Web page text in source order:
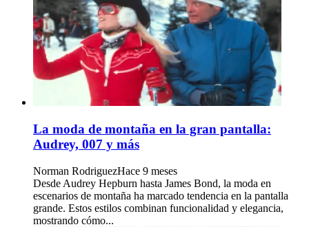
La moda de montaña en la gran pantalla:
Audrey, 007 y más
Norman RodriguezHace 9 meses
Desde Audrey Hepburn hasta James Bond, la moda en
escenarios de montaña ha marcado tendencia en la pantalla
grande. Estos estilos combinan funcionalidad y elegancia,
mostrando cómo...